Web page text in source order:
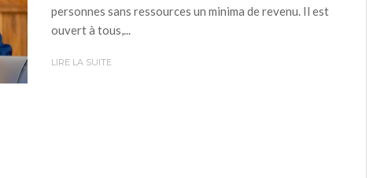
personnes sans ressources un minima de revenu. Il est
ouvert à tous,...
LIRE LA SUITE